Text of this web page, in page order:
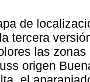
de
tercera
las
origen